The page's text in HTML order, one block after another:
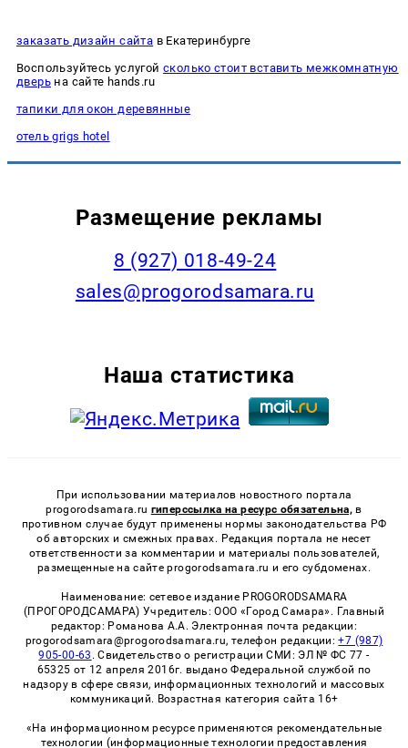
заказать дизайн сайта в Екатеринбурге
Воспользуйтесь услугой сколько стоит вставить межкомнатную
дверьна сайте hands.ru
тапики для окон деревянные
отель grigs hotel
Размещение рекламы
8 (927) 018-49-24
sales@progorodsamara.ru
Наша статистика
При использовании материалов новостного портала
progorodsamara.ru гиперссылка на ресурс обязательна, в
противном случае будут применены нормы законодательства РФ
об авторских и смежных правах. Редакция портала не несет
ответственности за комментарии и материалы пользователей,
размещенные на сайте progorodsamara.ru и его субдоменах.
Наименование: сетевое издание PROGORODSAMARA
(ПРОГОРОДСАМАРА) Учредитель: ООО «Город Самара». Главный
редактор: Романова А.А. Электронная почта редакции:
progorodsamara@progorodsamara.ru, телефон редакции:+7 (987)
905-00-63 . Свидетельство о регистрации СМИ: ЭЛ № ФС 77 -
65325 от 12 апреля 2016г. выдано Федеральной службой по
надзору в сфере связи, информационных технологий и массовых
коммуникаций. Возрастная категория сайта 16+
«На информационном ресурсе применяются рекомендательные
технологии (информационные технологии предоставления